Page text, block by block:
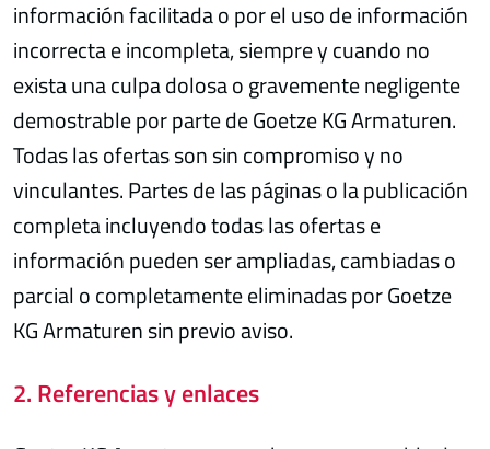
información facilitada o por el uso de información
incorrecta e incompleta, siempre y cuando no
exista una culpa dolosa o gravemente negligente
demostrable por parte de Goetze KG Armaturen.
Todas las ofertas son sin compromiso y no
vinculantes. Partes de las páginas o la publicación
completa incluyendo todas las ofertas e
información pueden ser ampliadas, cambiadas o
parcial o completamente eliminadas por Goetze
KG Armaturen sin previo aviso.
2. Referencias y enlaces